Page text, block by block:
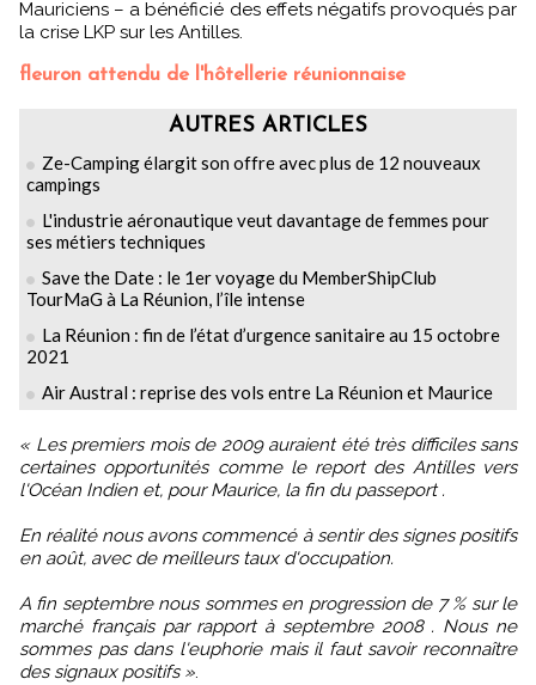
Mauriciens – a bénéficié des effets négatifs provoqués par
la crise LKP sur les Antilles.
fleuron attendu de l'hôtellerie réunionnaise
AUTRES ARTICLES
Ze-Camping élargit son offre avec plus de 12 nouveaux
campings
L'industrie aéronautique veut davantage de femmes pour
ses métiers techniques
Save the Date : le 1er voyage du MemberShipClub
TourMaG à La Réunion, l’île intense
La Réunion : fin de l’état d’urgence sanitaire au 15 octobre
2021
Air Austral : reprise des vols entre La Réunion et Maurice
« Les premiers mois de 2009 auraient été très difficiles sans
certaines opportunités comme le report des Antilles vers
l'Océan Indien et, pour Maurice, la fin du passeport .
En réalité nous avons commencé à sentir des signes positifs
en août, avec de meilleurs taux d'occupation.
A fin septembre nous sommes en progression de 7 % sur le
marché français par rapport à septembre 2008 . Nous ne
sommes pas dans l'euphorie mais il faut savoir reconnaître
des signaux positifs ».